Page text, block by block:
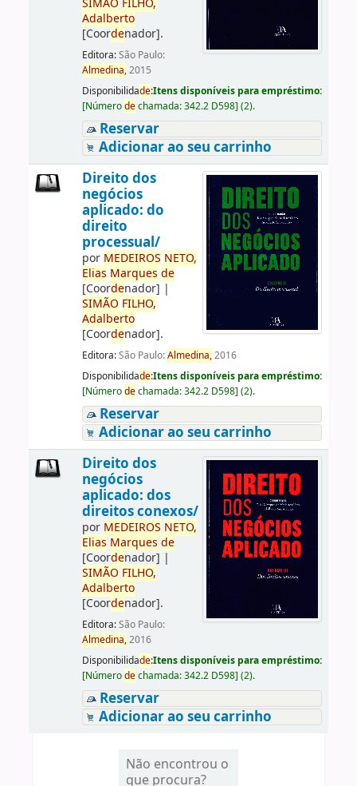
SIMÃO FILHO,
Adalberto
[Coordenador].
Editora:São Paulo:
Almedina,2015
Disponibilidade:Itens disponíveis para empréstimo:
[Númerodechamada:342.2 D598] (2).
Reservar
Adicionar ao seu carrinho
Direito dos
negócios
aplicado: do
direito
processual/
por MEDEIROS NETO,
Elias Marques de
[Coordenador] |
SIMÃO FILHO,
Adalberto
[Coordenador].
Editora:São Paulo:Almedina,2016
Disponibilidade:Itens disponíveis para empréstimo:
[Númerodechamada:342.2 D598] (2).
Reservar
Adicionar ao seu carrinho
Direito dos
negócios
aplicado: dos
direitos conexos/
por MEDEIROS NETO,
Elias Marques de
[Coordenador] |
SIMÃO FILHO,
Adalberto
[Coordenador].
Editora:São Paulo:
Almedina,2016
Disponibilidade:Itens disponíveis para empréstimo:
[Númerodechamada:342.2 D598] (2).
Reservar
Adicionar ao seu carrinho
Não encontrou o
que procura?